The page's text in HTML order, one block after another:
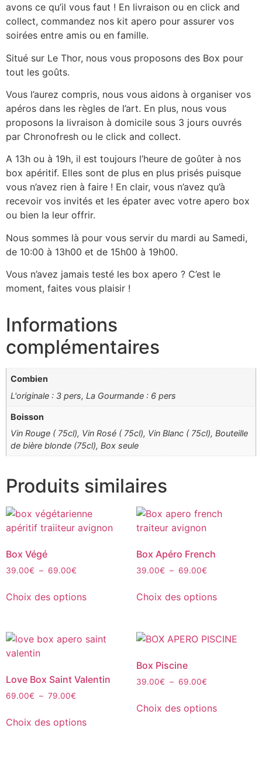
avons ce qu’il vous faut ! En livraison ou en click and
collect, commandez nos kit apero pour assurer vos
soirées entre amis ou en famille.
Situé sur Le Thor, nous vous proposons des Box pour
tout les goûts.
Vous l’aurez compris, nous vous aidons à organiser vos
apéros dans les règles de l’art. En plus, nous vous
proposons la livraison à domicile sous 3 jours ouvrés
par Chronofresh ou le click and collect.
A 13h ou à 19h, il est toujours l’heure de goûter à nos
box apéritif. Elles sont de plus en plus prisés puisque
vous n’avez rien à faire ! En clair, vous n’avez qu’à
recevoir vos invités et les épater avec votre apero box
ou bien la leur offrir.
Nous sommes là pour vous servir du mardi au Samedi,
de 10:00 à 13h00 et de 15h00 à 19h00.
Vous n’avez jamais testé les box apero ? C’est le
moment, faites vous plaisir !
Informations
complémentaires
Combien
L'originale : 3 pers, La Gourmande : 6 pers
Boisson
Vin Rouge ( 75cl), Vin Rosé ( 75cl), Vin Blanc ( 75cl), Bouteille
de bière blonde (75cl), Box seule
Produits similaires
Box Végé
39.00€ – 69.00€
Choix des options
Box Apéro French
39.00€ – 69.00€
Choix des options
Love Box Saint Valentin
69.00€ – 79.00€
Choix des options
Box Piscine
39.00€ – 69.00€
Choix des options